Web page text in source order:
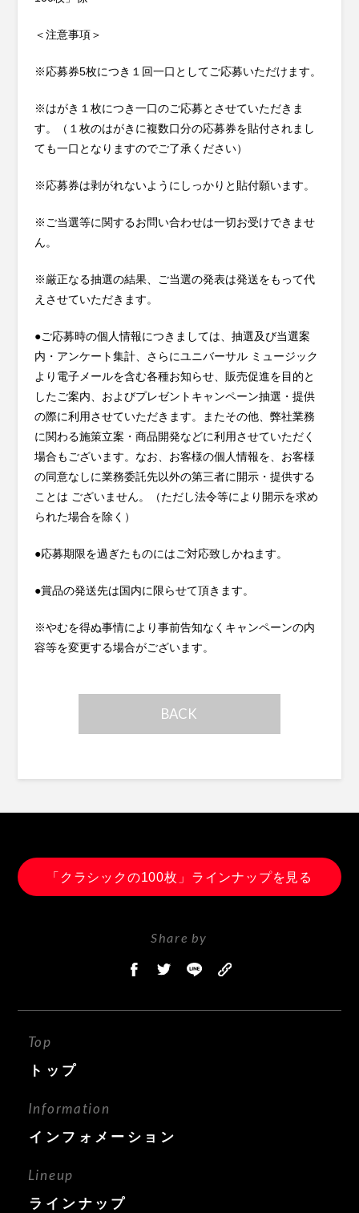
＜注意事項＞
※応募券5枚につき１回一口としてご応募いただけます。
※はがき１枚につき一口のご応募とさせていただきま
す。（１枚のはがきに複数口分の応募券を貼付されまし
ても一口となりますのでご了承ください）
※応募券は剥がれないようにしっかりと貼付願います。
※ご当選等に関するお問い合わせは一切お受けできませ
ん。
※厳正なる抽選の結果、ご当選の発表は発送をもって代
えさせていただきます。
●ご応募時の個人情報につきましては、抽選及び当選案
内・アンケート集計、さらにユニバーサル ミュージック
より電子メールを含む各種お知らせ、販売促進を目的と
したご案内、およびプレゼントキャンペーン抽選・提供
の際に利用させていただきます。またその他、弊社業務
に関わる施策立案・商品開発などに利用させていただく
場合もございます。なお、お客様の個人情報を、お客様
の同意なしに業務委託先以外の第三者に開示・提供する
ことは ございません。（ただし法令等により開示を求め
られた場合を除く）
●応募期限を過ぎたものにはご対応致しかねます。
●賞品の発送先は国内に限らせて頂きます。
※やむを得ぬ事情により事前告知なくキャンペーンの内
容等を変更する場合がございます。
BACK
「クラシックの100枚」ラインナップを見る
Share by
Top
トップ
Information
インフォメーション
Lineup
ラインナップ